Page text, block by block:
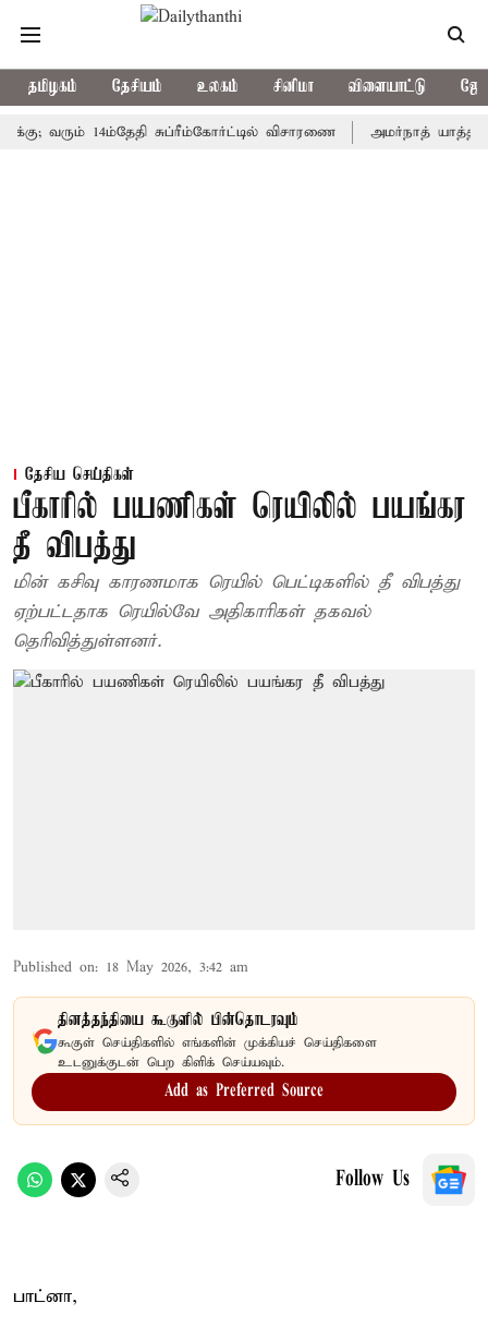
தமிழகம் தேசியம் உலகம் சினிமா விளையாட்டு
14ம்தேதி சுப்ரீம்கோர்ட்டில் விசாரணை அமர்நாத் யாத்திரை
தேசிய செய்திகள்
பீகாரில் பயணிகள் ரெயிலில் பயங்கர
தீ விபத்து
மின் கசிவு காரணமாக ரெயில் பெட்டிகளில் தீ விபத்து
ஏற்பட்டதாக ரெயில்வே அதிகாரிகள் தகவல்
தெரிவித்துள்ளனர்.
Published on: 18 May 2026, 3:42 am
தினத்தந்தியை கூகுளில் பின்தொடரவும்
கூகுள் செய்திகளில் எங்களின் முக்கியச் செய்திகளை
உடனுக்குடன் பெற கிளிக் செய்யவும்.
Add as Preferred Source
Follow Us
பாட்னா,